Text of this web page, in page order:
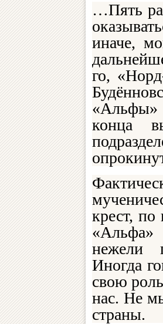
…Пять
иначе,
го,
«Альфы»
конца
крест, по
«Альфа»
нежели
Иногда
свою
нас. Не
страны.